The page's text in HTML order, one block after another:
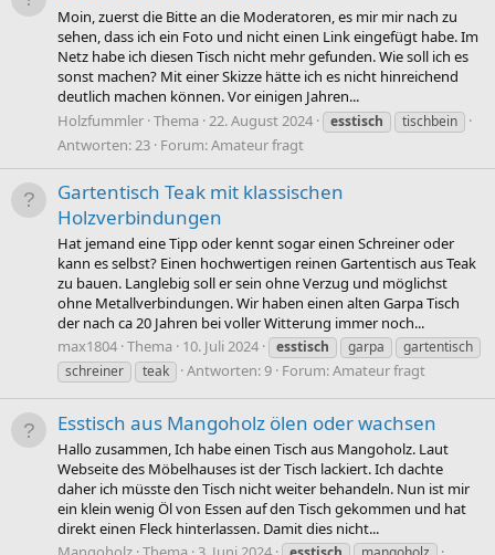
Moin, zuerst die Bitte an die Moderatoren, es mir mir nach zu
sehen, dass ich ein Foto und nicht einen Link eingefügt habe. Im
Netz habe ich diesen Tisch nicht mehr gefunden. Wie soll ich es
sonst machen? Mit einer Skizze hätte ich es nicht hinreichend
deutlich machen können. Vor einigen Jahren...
Holzfummler Thema 22. August 2024 esstisch tischbein
Antworten: 23 Forum:Amateur fragt
Gartentisch Teak mit klassischen
Holzverbindungen
Hat jemand eine Tipp oder kennt sogar einen Schreiner oder
kann es selbst? Einen hochwertigen reinen Gartentisch aus Teak
zu bauen. Langlebig soll er sein ohne Verzug und möglichst
ohne Metallverbindungen. Wir haben einen alten Garpa Tisch
der nach ca 20 Jahren bei voller Witterung immer noch...
max1804 Thema 10. Juli 2024 esstisch garpa
gartentisch
schreiner
teak Antworten: 9 Forum:Amateur fragt
Esstisch aus Mangoholz ölen oder wachsen
Hallo zusammen, Ich habe einen Tisch aus Mangoholz. Laut
Webseite des Möbelhauses ist der Tisch lackiert. Ich dachte
daher ich müsste den Tisch nicht weiter behandeln. Nun ist mir
ein klein wenig Öl von Essen auf den Tisch gekommen und hat
direkt einen Fleck hinterlassen. Damit dies nicht...